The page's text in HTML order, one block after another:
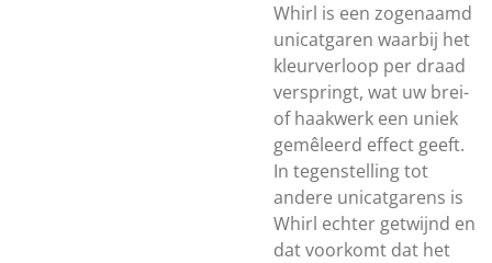
Whirl is een zogenaamd
unicatgaren waarbij het
kleurverloop per draad
verspringt, wat uw brei-
of haakwerk een uniek
gemêleerd effect geeft.
In tegenstelling tot
andere unicatgarens is
Whirl echter getwijnd en
dat voorkomt dat het